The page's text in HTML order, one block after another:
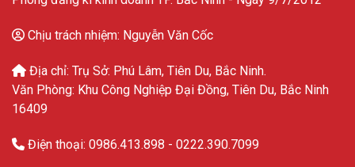
Chịu trách nhiệm: Nguyễn Văn Cốc
Địa chỉ: Trụ Sở: Phú Lâm, Tiên Du, Bắc Ninh.
Văn Phòng: Khu Công Nghiệp Đại Đồng, Tiên Du, Bắc Ninh
16409
Điện thoại: 0986.413.898 - 0222.390.7099